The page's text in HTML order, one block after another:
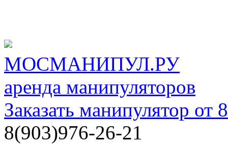
МОСМАНИПУЛ.РУ
аренда манипуляторов
Заказать манипулятор от
8(903)976-26-21